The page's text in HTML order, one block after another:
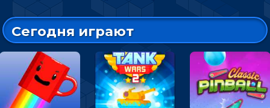
Сегодня играют